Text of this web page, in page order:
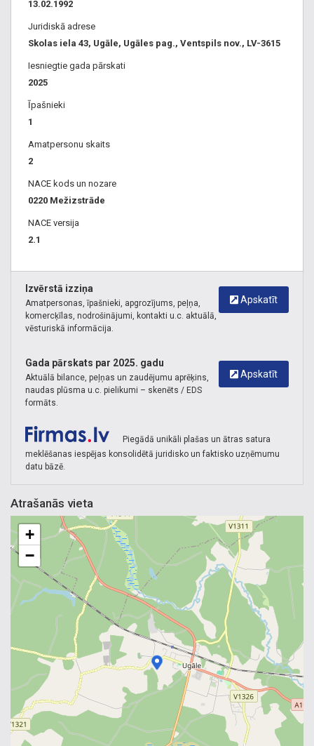
Ugāle, apaļkoksnes sagatavošana, apaļkoksnes pievešana,
kokmateriālu transportēšana, buldozera pakalpojumi, treilera
pakalpojumi, kokmateriālu pārvadājumi, ciršanas tiesības,
baļķus pie ceļa, taras dēļi, šķelda. Harvesters, sniedz, veic
mežizstrādes pakalpojumus, izstrādā mežu, pērk cirsmu,
veic mežizstrādes pakalpojumus, Mežu iepirkšana, Mežu
apsaimniekošanas plāns cena, Meža apsaimniekošanas
cikls, Iepērk mežu, Ilgtspējīga meža apsaimniekošana, Pērk
cirsmas, Pērk mežus, Pērk mežu, Meža cenas, Pārdod
mežu, Mežu pirkšana, Meža pirkšana, Meža īpašumu
13.02.1992
Juridiskā adrese
Skolas iela 43, Ugāle, Ugāles pag., Ventspils nov., LV-3615
Iesniegtie gada pārskati
2025
Īpašnieki
1
Amatpersonu skaits
2
NACE kods un nozare
0220 Mežizstrāde
NACE versija
2.1
Apskatīt
Izvērstā izziņa
Amatpersonas, īpašnieki, apgrozījums, peļņa,
komercķīlas, nodrošinājumi, kontakti u.c. aktuālā,
vēsturiskā informācija.
Apskatīt
Gada pārskats par 2025. gadu
Aktuālā bilance, peļņas un zaudējumu aprēķins,
naudas plūsma u.c. pielikumi – skenēts / EDS
formāts.
Piegādā unikāli plašas un ātras satura
meklēšanas iespējas konsolidētā juridisko un faktisko uzņēmumu
datu bāzē.
Atrašanās vieta
+
−